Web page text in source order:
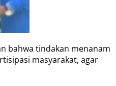
bahwa tindakan menanam
masyarakat, agar